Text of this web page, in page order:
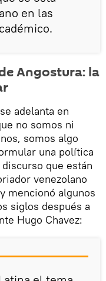
en las
Angostura: la
adelanta en
no somos ni
somos algo
una política
que están
venezolano
mencionó algunos
siglos después a
Hugo Chavez: